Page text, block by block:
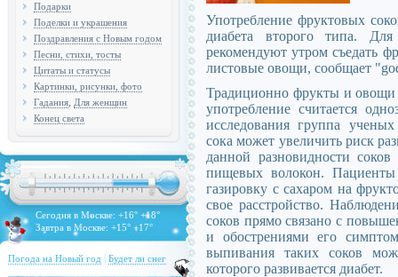
Употребление фруктовых
диабета второго типа.
рекомендуют утром съедать
листовые овощи, сообщает
Традиционно фрукты и овощи
употребление считается
исследования группа
сока может увеличить риск
данной разновидности
пищевых волокон.
газировку с сахаром на
свое расстройство.
соков прямо связано с
и обострениями его
выпивания таких соков
которого развивается диабет.
Подарки
Поделки и украшения
Поздравления с Новым годом
Песни, стихи, тосты
Цитаты и статусы
Картинки, рисунки, фото
Гадания, Для женщин
Конец света
Сегодня в Москве: +16° +18°
Завтра в Москве: +15° +17°
Погода на Новый год Будет ли снег